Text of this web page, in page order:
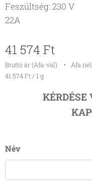
Feszültség: 230 V
22A
41 574 Ft
Bruttó ár (Áfá-val)
Áfa
41 574 Ft / 1 g
Név